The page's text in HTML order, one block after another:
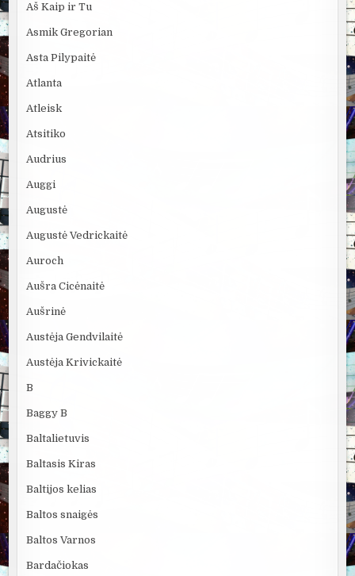
Aš Kaip ir Tu
Asmik Gregorian
Asta Pilypaitė
Atlanta
Atleisk
Atsitiko
Audrius
Auggi
Augustė
Augustė Vedrickaitė
Auroch
Aušra Cicėnaitė
Aušrinė
Austėja Gendvilaitė
Austėja Krivickaitė
B
Baggy B
Baltalietuvis
Baltasis Kiras
Baltijos kelias
Baltos snaigės
Baltos Varnos
Bardačiokas